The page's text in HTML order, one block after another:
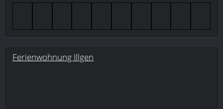
Ferienwohnung Illgen